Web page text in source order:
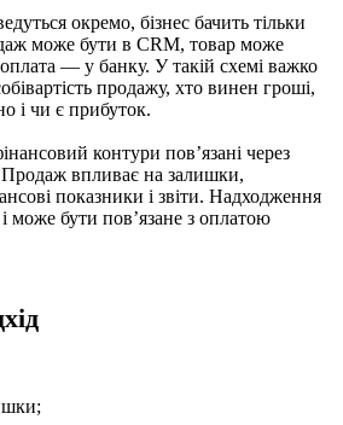
окремо, бізнес бачить тільки
може бути в CRM, товар може
— у банку. У такій схемі важко
продажу, хто винен гроші,
і чи є прибуток.
контури повʼязані через
Продаж впливає на залишки,
показники і звіти. Надходження
може бути повʼязане з оплатою